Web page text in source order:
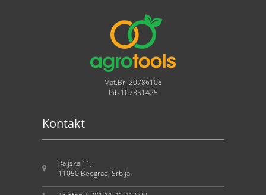
Mat.Br. 20786108
Pib 107351425
Kontakt
Raljska 11,
11050 Beograd, Srbija